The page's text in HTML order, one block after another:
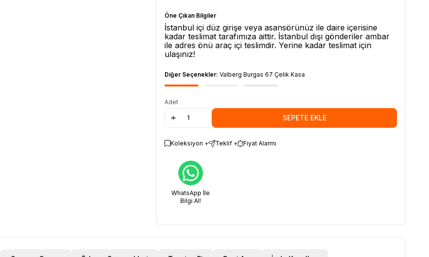
Öne Çıkan Bilgiler
İstanbul içi düz girişe veya asansörünüz ile daire içerisine
kadar teslimat tarafımıza aittir. İstanbul dışı gönderiler ambar
ile adres önü araç içi teslimdir. Yerine kadar teslimat için
ulaşınız!
Diğer Seçenekler: Valberg Burgas 67 Çelik Kasa
Adet
SEPETE EKLE
Koleksiyon + Teklif + Fiyat Alarmı
WhatsApp İle
Bilgi Al!